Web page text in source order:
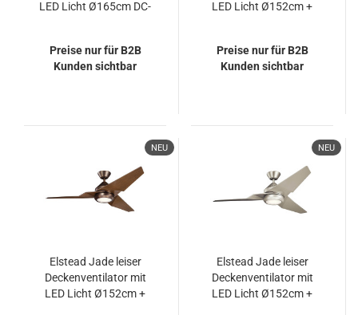
LED Licht Ø165cm DC-
Preise nur für B2B
Kunden sichtbar
LED Licht Ø152cm +
Preise nur für B2B
Kunden sichtbar
NEU
Elstead Jade leiser
Deckenventilator mit
LED Licht Ø152cm +
NEU
Elstead Jade leiser
Deckenventilator mit
LED Licht Ø152cm +